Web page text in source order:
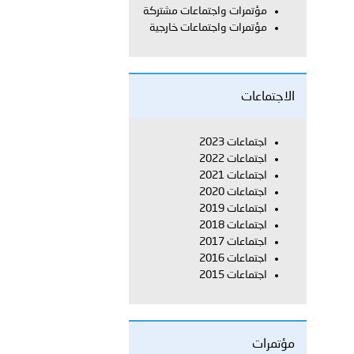
تحذر من زيادة عدد الركاب في المركبات حفاظًا على سلامة
تطلع وفد الشرطة الإيطالية على منظومتي التأهيل الشرطي
تنظم حملة للتبرع بالدم في منطقة الظفرة تعزيزا للمسؤولية
الأميريين معالي النائب الأول لرئيس مجلس الوزراء
العام..
في أعمال الاجتماع الثالث عشر للجنة رؤساء الاتحادات الرياضية
مؤتمرات واجتماعات مشتركة
مؤتمرات واجتماعات خارجية
الاجتماعات
اجتماعات 2023
اجتماعات 2022
اجتماعات 2021
اجتماعات 2020
اجتماعات 2019
اجتماعات 2018
اجتماعات 2017
اجتماعات 2016
اجتماعات 2015
مؤتمرات